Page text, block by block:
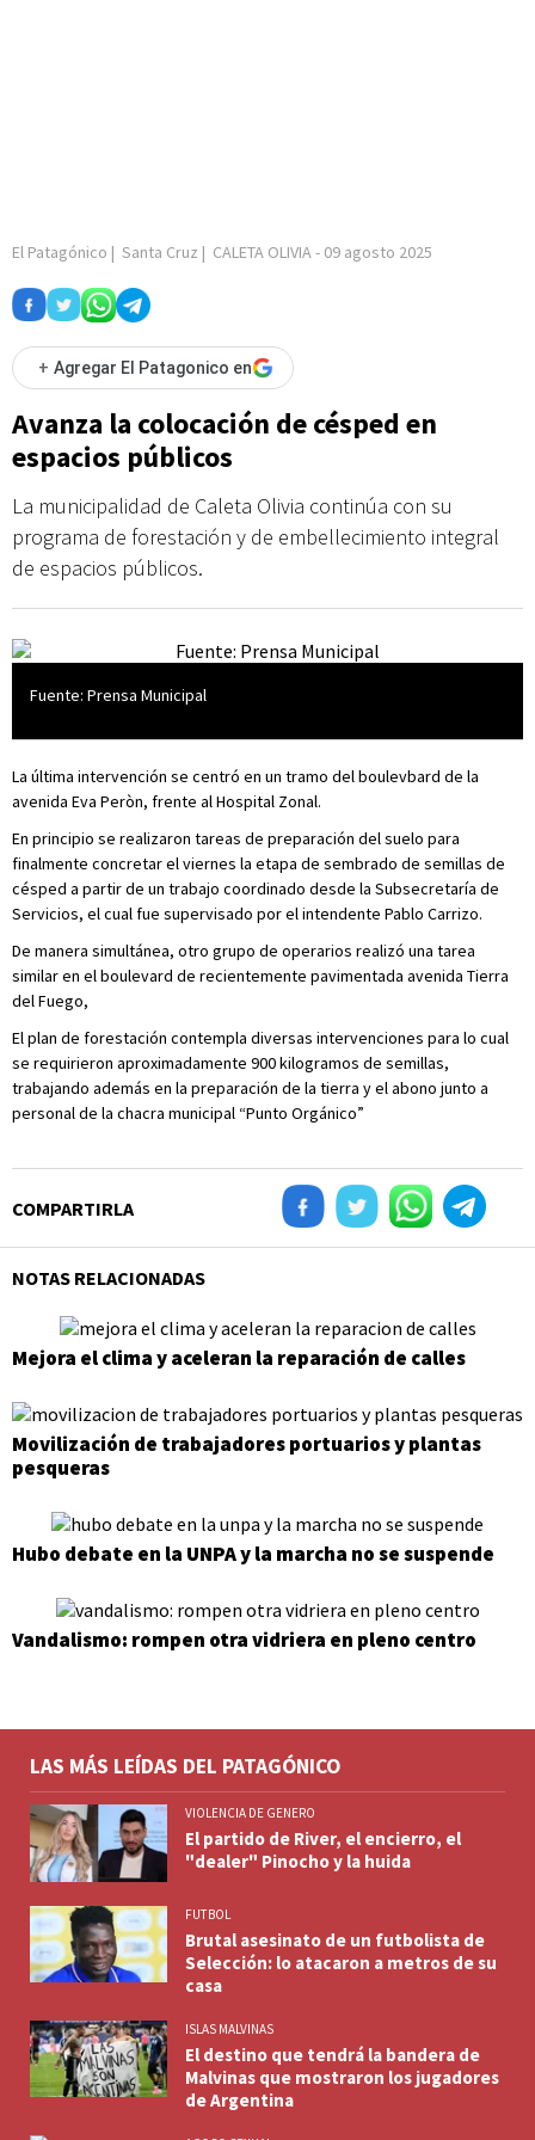
El Patagónico | Santa Cruz | CALETA OLIVIA- 09 agosto 2025
+ Agregar El Patagonico en
Avanza la colocación de césped en
espacios públicos
La municipalidad de Caleta Olivia continúa con su
programa de forestación y de embellecimiento integral
de espacios públicos.
Fuente: Prensa Municipal
La última intervención se centró en un tramo del boulevbard de la
avenida Eva Peròn, frente al Hospital Zonal.
En principio se realizaron tareas de preparación del suelo para
finalmente concretar el viernes la etapa de sembrado de semillas de
césped a partir de un trabajo coordinado desde la Subsecretaría de
Servicios, el cual fue supervisado por el intendente Pablo Carrizo.
De manera simultánea, otro grupo de operarios realizó una tarea
similar en el boulevard de recientemente pavimentada avenida Tierra
del Fuego,
El plan de forestación contempla diversas intervenciones para lo cual
se requirieron aproximadamente 900 kilogramos de semillas,
trabajando además en la preparación de la tierra y el abono junto a
personal de la chacra municipal “Punto Orgánico”
COMPARTIRLA
NOTAS RELACIONADAS
Mejora el clima y aceleran la reparación de calles
Movilización de trabajadores portuarios y plantas
pesqueras
Hubo debate en la UNPA y la marcha no se suspende
Vandalismo: rompen otra vidriera en pleno centro
LAS MÁS LEÍDAS DEL PATAGÓNICO
VIOLENCIA DE GENERO
El partido de River, el encierro, el
"dealer" Pinocho y la huida
FUTBOL
Brutal asesinato de un futbolista de
Selección: lo atacaron a metros de su
casa
ISLAS MALVINAS
El destino que tendrá la bandera de
Malvinas que mostraron los jugadores
de Argentina